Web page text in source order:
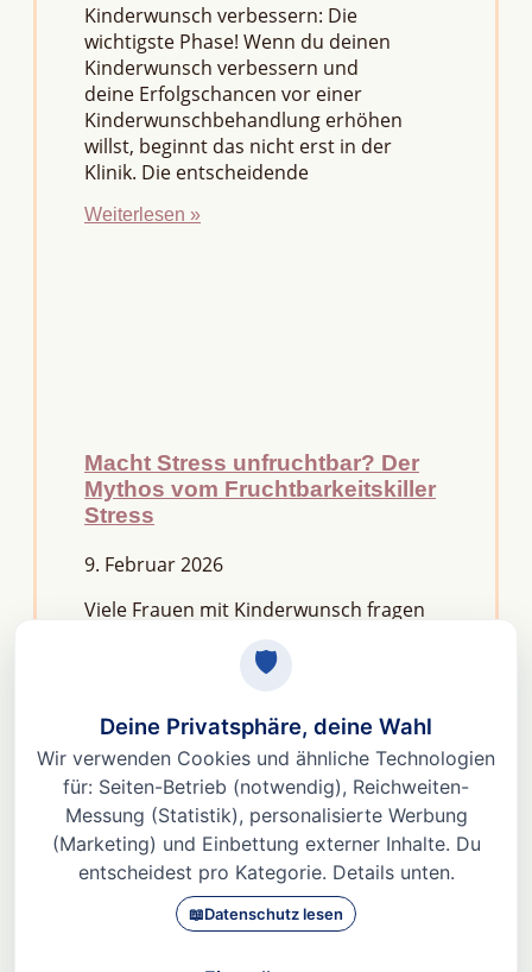
Kinderwunsch verbessern: Die
wichtigste Phase! Wenn du deinen
Kinderwunsch verbessern und
deine Erfolgschancen vor einer
Kinderwunschbehandlung erhöhen
willst, beginnt das nicht erst in der
Klinik. Die entscheidende
Weiterlesen »
Macht Stress unfruchtbar? Der
Mythos vom Fruchtbarkeitskiller
Stress
9. Februar 2026
Viele Frauen mit Kinderwunsch fragen
kurze Antwort lautet: Nein, aber er kann
Fruchtbarkeit aus dem Gleichgewicht
bringen. Denn Stress
Weiterlesen »